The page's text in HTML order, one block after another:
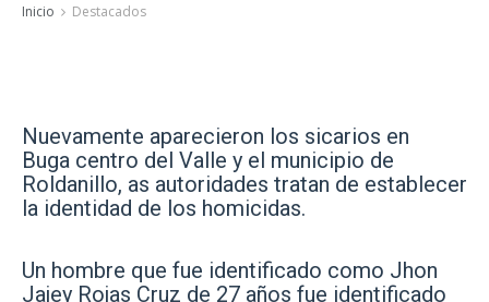
Inicio Destacados
Nuevamente aparecieron los sicarios en
Buga centro del Valle y el municipio de
Roldanillo, as autoridades tratan de establecer
la identidad de los homicidas.
Un hombre que fue identificado como Jhon
Jajey Rojas Cruz de 27 años fue identificado